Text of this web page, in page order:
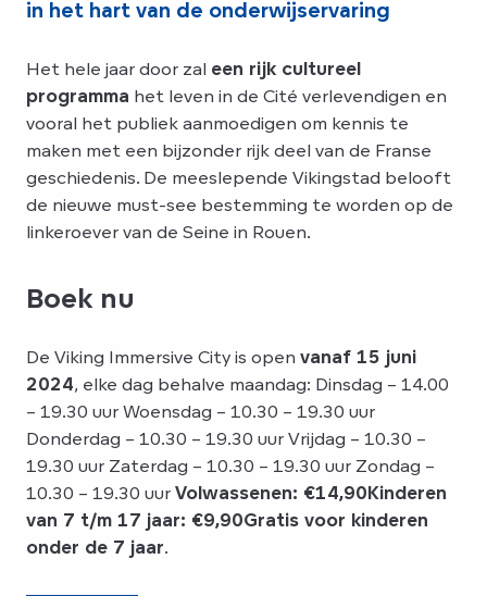
in het hart van de onderwijservaring
Het hele jaar door zal een rijk cultureel
programma het leven in de Cité verlevendigen en
vooral het publiek aanmoedigen om kennis te
maken met een bijzonder rijk deel van de Franse
geschiedenis. De meeslepende Vikingstad belooft
de nieuwe must-see bestemming te worden op de
linkeroever van de Seine in Rouen.
Boek nu
De Viking Immersive City is open vanaf 15 juni
2024, elke dag behalve maandag: Dinsdag – 14.00
– 19.30 uur Woensdag – 10.30 – 19.30 uur
Donderdag – 10.30 – 19.30 uur Vrijdag – 10.30 –
19.30 uur Zaterdag – 10.30 – 19.30 uur Zondag –
10.30 – 19.30 uur Volwassenen: €14,90Kinderen
van 7 t/m 17 jaar: €9,90Gratis voor kinderen
onder de 7 jaar.